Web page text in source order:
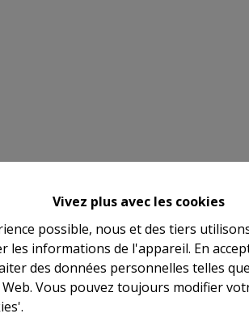
Vivez plus avec les cookies
possible, nous et des tiers
les informations de l'appareil. En
des données personnelles telles
Vous pouvez toujours modifier